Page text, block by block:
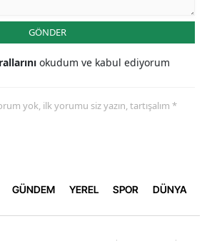
GÖNDER
okudum ve kabul ediyorum
yok, ilk yorumu siz yazın, tartışalım *
GÜNDEM YEREL SPOR DÜNYA